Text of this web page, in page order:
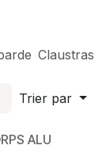
Claustras
Trier par
ALU